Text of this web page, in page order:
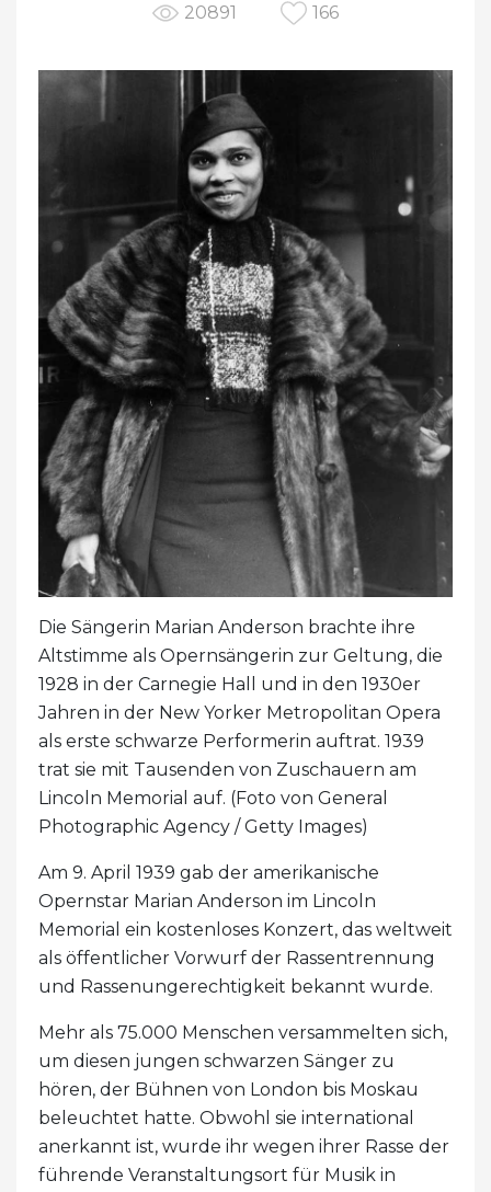
20891 166
Die Sängerin Marian Anderson brachte ihre
Altstimme als Opernsängerin zur Geltung, die
1928 in der Carnegie Hall und in den 1930er
Jahren in der New Yorker Metropolitan Opera
als erste schwarze Performerin auftrat. 1939
trat sie mit Tausenden von Zuschauern am
Lincoln Memorial auf. (Foto von General
Photographic Agency / Getty Images)
Am 9. April 1939 gab der amerikanische
Opernstar Marian Anderson im Lincoln
Memorial ein kostenloses Konzert, das weltweit
als öffentlicher Vorwurf der Rassentrennung
und Rassenungerechtigkeit bekannt wurde.
Mehr als 75.000 Menschen versammelten sich,
um diesen jungen schwarzen Sänger zu
hören, der Bühnen von London bis Moskau
beleuchtet hatte. Obwohl sie international
anerkannt ist, wurde ihr wegen ihrer Rasse der
führende Veranstaltungsort für Musik in